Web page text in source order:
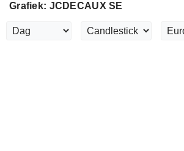
Grafiek: JCDECAUX SE